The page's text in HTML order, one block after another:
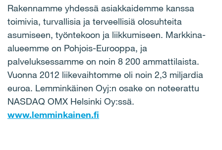
Rakennamme yhdessä asiakkaidemme kanssa
toimivia, turvallisia ja terveellisiä olosuhteita
asumiseen, työntekoon ja liikkumiseen. Markkina-
alueemme on Pohjois-Eurooppa, ja
palveluksessamme on noin 8 200 ammattilaista.
Vuonna 2012 liikevaihtomme oli noin 2,3 miljardia
euroa. Lemminkäinen Oyj:n osake on noteerattu
NASDAQ OMX Helsinki Oy:ssä.
www.lemminkainen.fi